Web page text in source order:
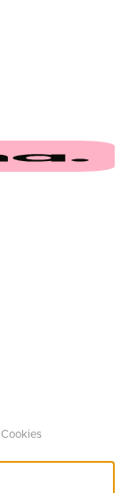
Cookies